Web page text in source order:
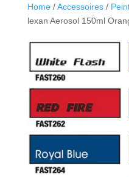
Home/Accessoires/
lexan Aerosol 150ml